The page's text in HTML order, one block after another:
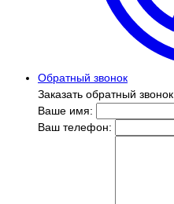
Обратный звонок
Заказать обратный звонок
Ваше имя:
Ваш телефон: